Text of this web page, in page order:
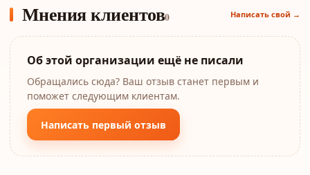
Мнения клиентов0 Написать свой →
Об этой организации ещё не писали
Обращались сюда? Ваш отзыв станет первым и
поможет следующим клиентам.
Написать первый отзыв